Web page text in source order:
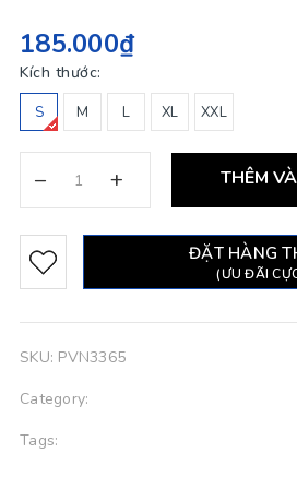
185.000₫
Kích thước:
S M L XL XXL
– + THÊM
ĐẶT HÀNG
(ƯU ĐÃI
SKU: PVN3365
Category:
Tags: